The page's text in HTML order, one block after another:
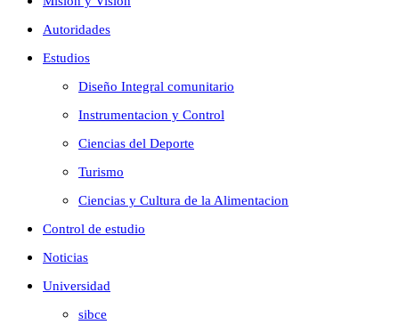
Autoridades
Estudios
Diseño Integral comunitario
Instrumentacion y Control
Ciencias del Deporte
Turismo
Ciencias y Cultura de la Alimentacion
Control de estudio
Noticias
Universidad
sibce